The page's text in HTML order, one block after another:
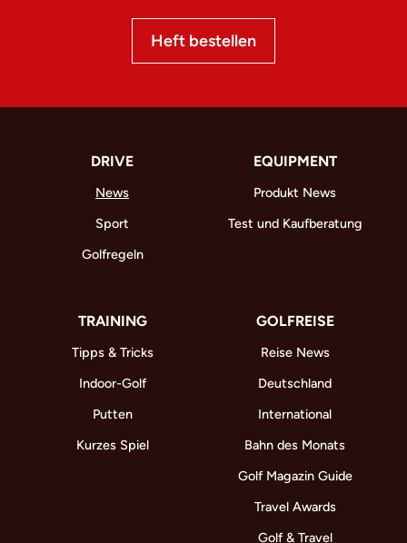
Heft bestellen
DRIVE
News
Sport
Golfregeln
EQUIPMENT
Produkt News
Test und Kaufberatung
TRAINING
Tipps & Tricks
Indoor-Golf
Putten
Kurzes Spiel
GOLFREISE
Reise News
Deutschland
International
Bahn des Monats
Golf Magazin Guide
Travel Awards
Golf & Travel